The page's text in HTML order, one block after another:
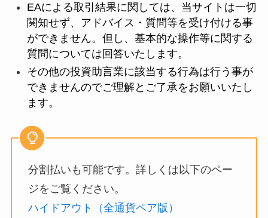
EAによる取引結果に関しては、当サイトは一切
関知せず、アドバイス・質問等を受け付ける事
ができません。但し、基本的な操作等に関する
質問については回答いたします。
その他の投資助言業に該当する行為は行う事が
できませんのでご理解とご了承をお願いいたし
ます。
分割払いも可能です。詳しくは以下のペー
ジをご覧ください。
ハイドアウト（全通貨ペア版）